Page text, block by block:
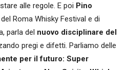
alle regole. E poi Pino
Roma Whisky Festival e di
parla del nuovo disciplinare del
pregi e difetti. Parliamo delle
per il futuro: Super